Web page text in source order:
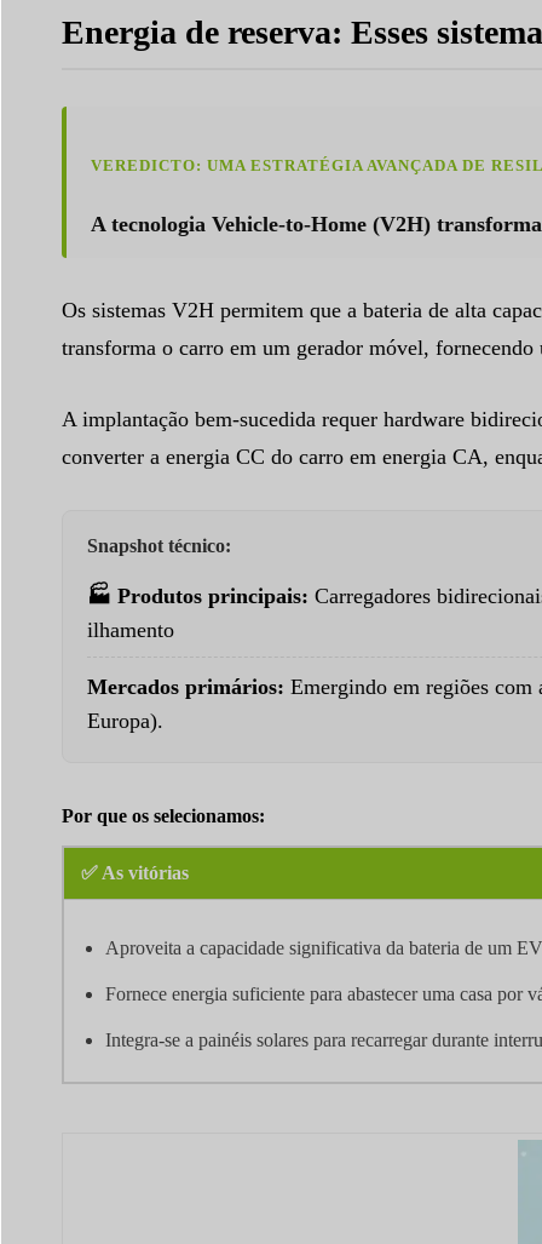
Energia de reserva: Esses
VEREDICTO: UMA ESTRATÉGIA AVANÇADA DE
A tecnologia Vehicle-to-Home (V2H)
Os sistemas V2H permitem que a bateria de alta
transforma o carro em um gerador móvel,
A implantação bem-sucedida requer hardware
converter a energia CC do carro em energia CA,
Snapshot técnico:
🏭 Produtos principais: Carregadores
ilhamento
Mercados primários: Emergindo em regiões com
Europa).
Por que os selecionamos:
✅ As vitórias
Aproveita a capacidade significativa da bateria de um
Fornece energia suficiente para abastecer uma casa por
Integra-se a painéis solares para recarregar durante